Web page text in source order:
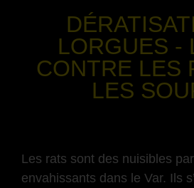
LORGUES -
CONTRE LES
LES
Les rats sont des nuisibles
envahissants dans le Var. Ils